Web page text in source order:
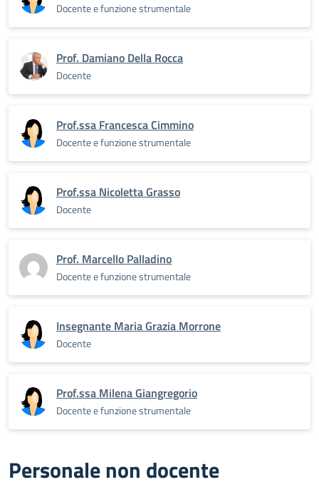
Docente e funzione strumentale
Prof. Damiano Della Rocca
Docente
Prof.ssa Francesca Cimmino
Docente e funzione strumentale
Prof.ssa Nicoletta Grasso
Docente
Prof. Marcello Palladino
Docente e funzione strumentale
Insegnante Maria Grazia Morrone
Docente
Prof.ssa Milena Giangregorio
Docente e funzione strumentale
Personale non docente